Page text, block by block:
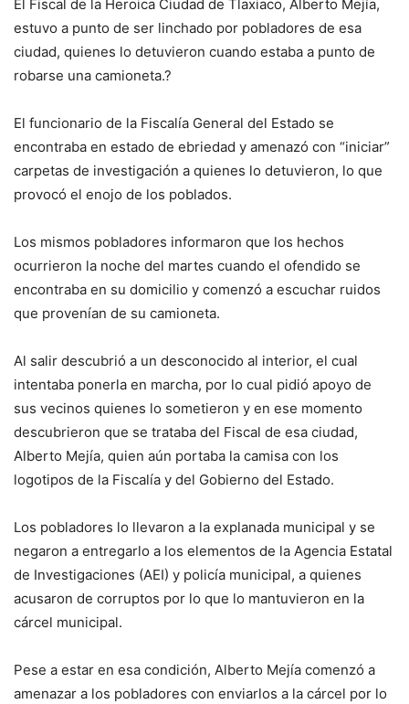
El Fiscal de la Heroica Ciudad de Tlaxiaco, Alberto Mejía,
estuvo a punto de ser linchado por pobladores de esa
ciudad, quienes lo detuvieron cuando estaba a punto de
robarse una camioneta.?
El funcionario de la Fiscalía General del Estado se
encontraba en estado de ebriedad y amenazó con “iniciar”
carpetas de investigación a quienes lo detuvieron, lo que
provocó el enojo de los poblados.
Los mismos pobladores informaron que los hechos
ocurrieron la noche del martes cuando el ofendido se
encontraba en su domicilio y comenzó a escuchar ruidos
que provenían de su camioneta.
Al salir descubrió a un desconocido al interior, el cual
intentaba ponerla en marcha, por lo cual pidió apoyo de
sus vecinos quienes lo sometieron y en ese momento
descubrieron que se trataba del Fiscal de esa ciudad,
Alberto Mejía, quien aún portaba la camisa con los
logotipos de la Fiscalía y del Gobierno del Estado.
Los pobladores lo llevaron a la explanada municipal y se
negaron a entregarlo a los elementos de la Agencia Estatal
de Investigaciones (AEI) y policía municipal, a quienes
acusaron de corruptos por lo que lo mantuvieron en la
cárcel municipal.
Pese a estar en esa condición, Alberto Mejía comenzó a
amenazar a los pobladores con enviarlos a la cárcel por lo